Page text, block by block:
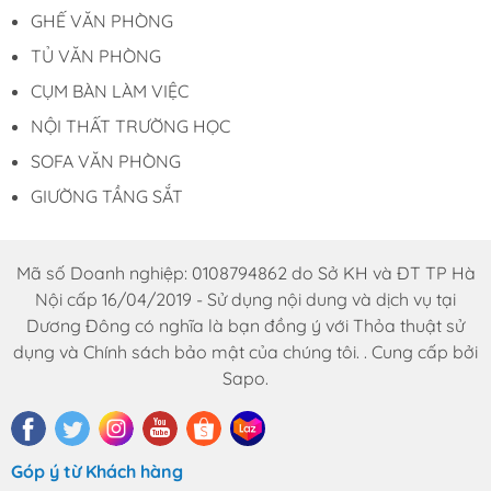
Email : dautuduongdong@gmail.com
GHẾ VĂN PHÒNG
TỦ VĂN PHÒNG
CỤM BÀN LÀM VIỆC
NỘI THẤT TRƯỜNG HỌC
SOFA VĂN PHÒNG
GIƯỜNG TẦNG SẮT
Mã số Doanh nghiệp: 0108794862 do Sở KH và ĐT TP Hà
Nội cấp 16/04/2019 - Sử dụng nội dung và dịch vụ tại
Dương Đông có nghĩa là bạn đồng ý với Thỏa thuật sử
dụng và Chính sách bảo mật của chúng tôi. . Cung cấp bởi
Sapo.
Góp ý từ Khách hàng